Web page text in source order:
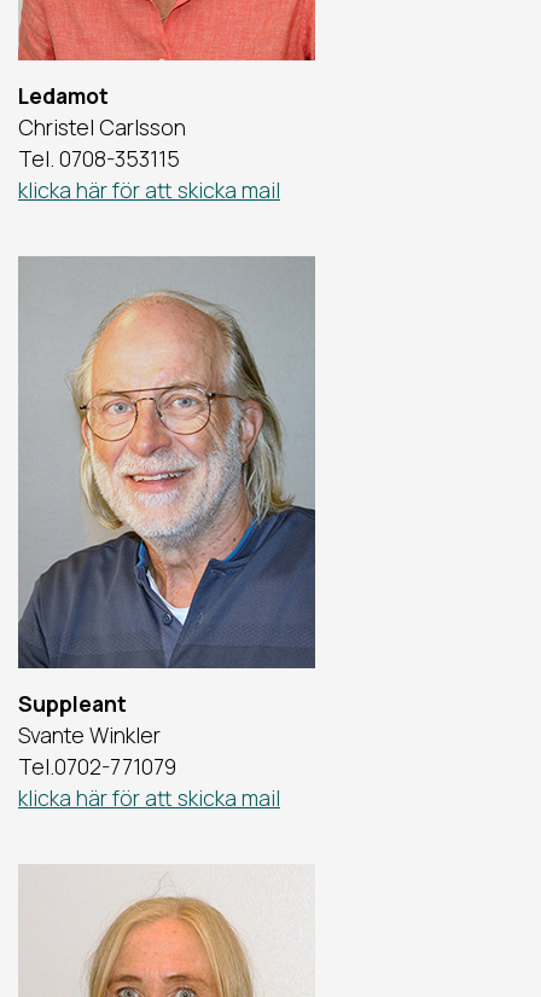
Ledamot
Christel Carlsson
Tel. 0708-353115
klicka här för att skicka mail
Suppleant
Svante Winkler
Tel.0702-771079
klicka här för att skicka mail